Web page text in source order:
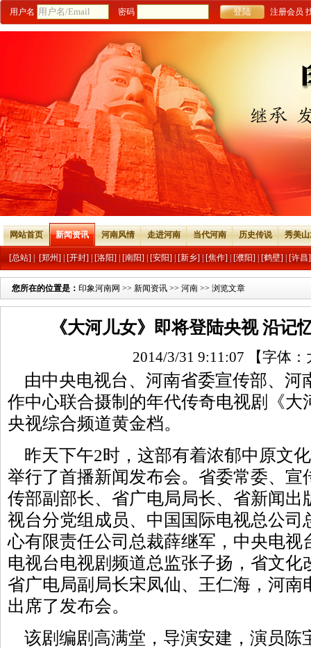
用户名 密码 注册会员
网站首页 新闻资讯 河南风情 走进河南 当代河南 历史传说 秀美
[总站] [郑州] [开封] [洛阳] [南阳] [安阳] [新乡] [焦作] [濮阳] [鹤壁] [许昌]
您所在的位置是： 印象河南网 >> 新闻资讯 >> 河南 >> 浏览文章
《大河儿女》即将登陆央视 沿记
2014/3/31 9:11:07 【字体：
由中央电视台、河南省委宣传部、河
作中心联合摄制的年代传奇电视剧《大
央视综合频道黄金档。
昨天下午2时，这部有着浓郁中原文
举行了首播新闻发布会。省委常委、宣
传部副部长、省广电局局长、省新闻出
视台分党组成员、中国国际电视总公司
心有限责任公司总裁薛继军，中央电视
电视台电视剧频道总监张子扬，省文化
省广电局副局长宋凤仙、王仁海，河南
出席了发布会。
该剧编剧高满堂，导演安建，演员陈